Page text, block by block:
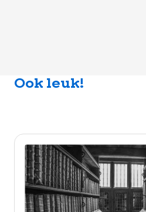
Ook leuk!